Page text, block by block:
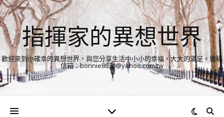
指揮家的異想世界
歡迎來到小確幸的異想世界，與您分享生活中小小的幸福，大大的滿足。邀稿
信箱：bonnie8630@yahoo.com.tw